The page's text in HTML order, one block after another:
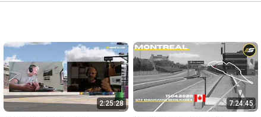
2:25:28 7:24:45